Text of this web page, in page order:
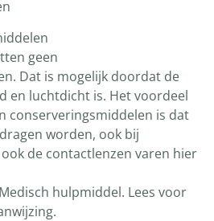
geen
Dat is mogelijk doordat de
en luchtdicht is. Het voordeel
conserveringsmiddelen is dat
worden, ook bij
de contactlenzen varen hier
hulpmiddel. Lees voor